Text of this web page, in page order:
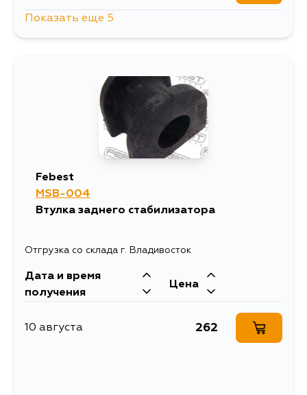
1469
766
5 сентября
Показать еще 5
Febest
MSB-004
Втулка заднего стабилизатора
Отгрузка со склада г. Владивосток
Дата и время
получения
Цена
10 августа 262